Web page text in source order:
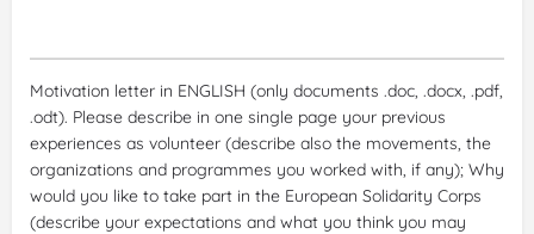
Motivation letter in ENGLISH (only documents .doc, .docx, .pdf,
.odt). Please describe in one single page your previous
experiences as volunteer (describe also the movements, the
organizations and programmes you worked with, if any); Why
would you like to take part in the European Solidarity Corps
(describe your expectations and what you think you may